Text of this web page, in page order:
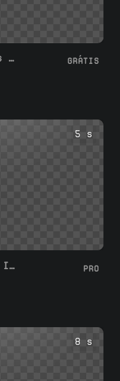
Terceiros Inferiores Personalizados GRÁTIS
5 s
Lembrete de Giro do Instagram PRO
8 s